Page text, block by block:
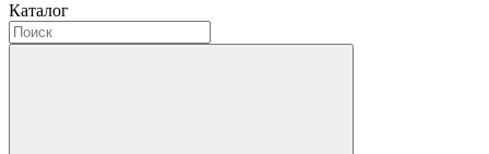
Каталог